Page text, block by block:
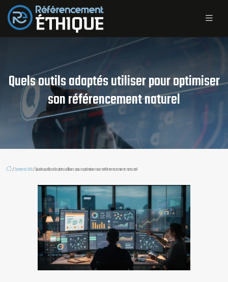
Quels outils adaptés utiliser pour optimiser
son référencement naturel
/Contenu SEO/ Quels outils adaptés utiliser pour optimiser son référencement naturel